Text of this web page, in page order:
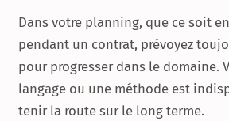
Dans votre planning, que ce soit
pendant un contrat, prévoyez
pour progresser dans le domaine.
langage ou une méthode est
tenir la route sur le long terme.